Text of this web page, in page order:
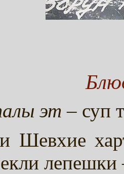
эт – суп
Шевхие